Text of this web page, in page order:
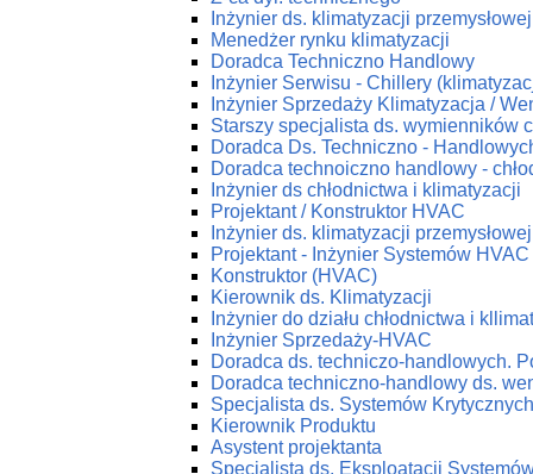
Inżynier ds. klimatyzacji przemysłowej
Menedżer rynku klimatyzacji
Doradca Techniczno Handlowy
Inżynier Serwisu - Chillery
Inżynier Sprzedaży Klimatyzacja /
Starszy specjalista ds. wymienników
Doradca Ds. Techniczno -
Doradca technoiczno handlowy -
Inżynier ds chłodnictwa i klimatyzacji
Projektant / Konstruktor HVAC
Inżynier ds. klimatyzacji przemysłowej
Projektant - Inżynier Systemów HVAC
Konstruktor (HVAC)
Kierownik ds. Klimatyzacji
Inżynier do działu chłodnictwa i
Inżynier Sprzedaży-HVAC
Doradca ds. techniczo-handlowych.
Doradca techniczno-handlowy ds.
Specjalista ds. Systemów Krytycznych
Kierownik Produktu
Asystent projektanta
Specjalista ds. Eksploatacji